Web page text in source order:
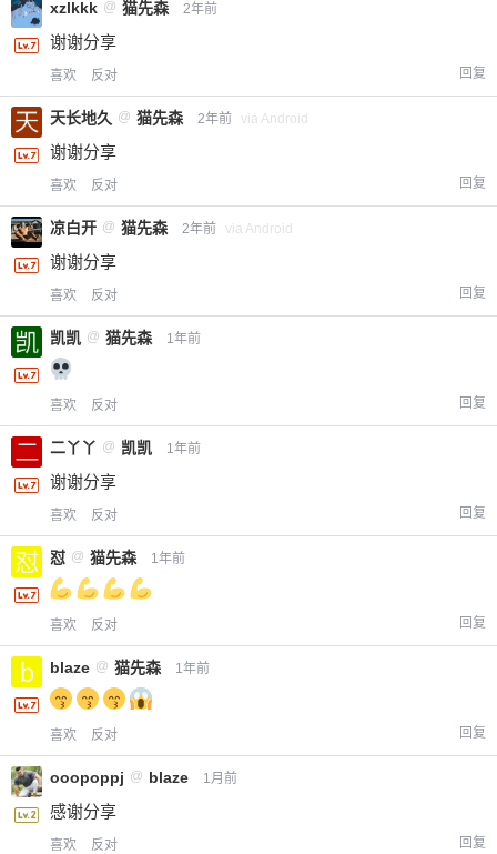
2
xzlkkk @ 猫先森 2年前
谢谢分享
喜欢 反对 回复
天长地久 @ 猫先森 2年前 via Android
谢谢分享
喜欢 反对 回复
凉白开 @ 猫先森 2年前 via Android
谢谢分享
喜欢 反对 回复
凯凯 @ 猫先森 1年前
喜欢 反对 回复
二丫丫 @ 凯凯 1年前
谢谢分享
喜欢 反对 回复
怼 @ 猫先森 1年前
喜欢 反对 回复
blaze @ 猫先森 1年前
喜欢 反对 回复
ooopoppj @ blaze 1月前
感谢分享
喜欢 反对 回复
您没有权限发布内容，请购买会员或者提升权
限。
6位以上
忘记密码？找回